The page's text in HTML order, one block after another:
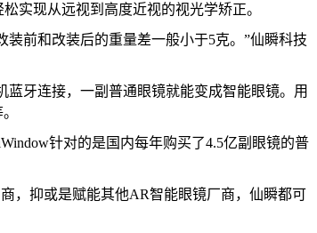
实现从远视到高度近视的视光学矫正。
前和改装后的重量差一般小于5克。”仙瞬科技
牙连接，一副普通眼镜就能变成智能眼镜。用
针对的是国内每年购买了4.5亿副眼镜的普
，抑或是赋能其他AR智能眼镜厂商，仙瞬都可